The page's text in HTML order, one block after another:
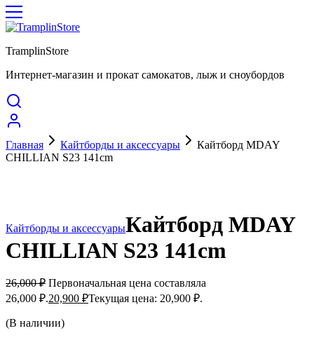
TramplinStore
Интернет-магазин и прокат самокатов, лыж и сноубордов
Главная Кайтборды и аксессуары
Кайтборд MDAY
CHILLIAN S23 141cm
Кайтборды и аксессуарыКайтборд MDAY
CHILLIAN S23 141cm
26,000₽ Первоначальная цена составляла
26,000 ₽.20,900 ₽Текущая цена: 20,900 ₽.
(В наличии)